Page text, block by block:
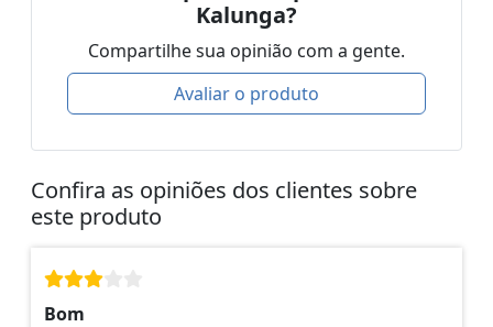
Kalunga?
Compartilhe sua opinião com a gente.
Avaliar o produto
Confira as opiniões dos clientes sobre
este produto
Bom